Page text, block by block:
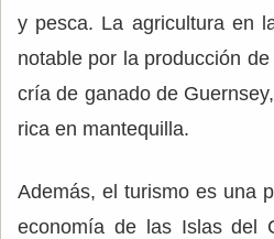
y pesca. La agricultura en
notable por la producción
cría de ganado de
rica en mantequilla.
Además, el turismo es una
economía de las Islas del